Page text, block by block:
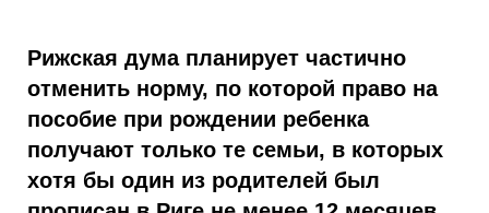
Рижская дума планирует частично
отменить норму, по которой право на
пособие при рождении ребенка
получают только те семьи, в которых
хотя бы один из родителей был